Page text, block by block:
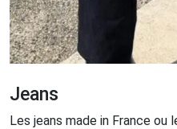
Jeans
Les jeans made in France ou